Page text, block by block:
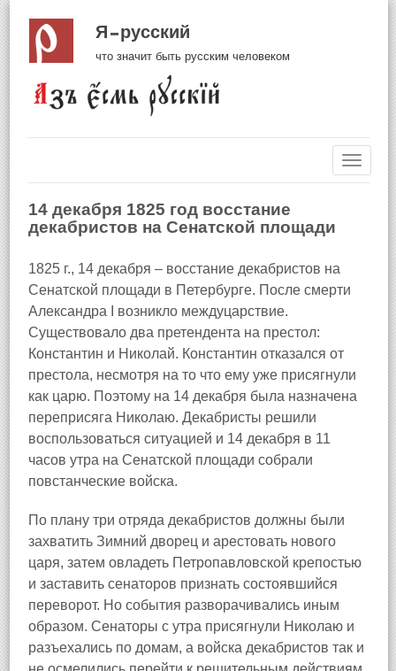
Я русский
что значит быть русским человеком
14 декабря 1825 год восстание
декабристов на Сенатской площади
1825 г., 14 декабря – восстание декабристов на
Сенатской площади в Петербурге. После смерти
Александра I возникло междуцарствие.
Существовало два претендента на престол:
Константин и Николай. Константин отказался от
престола, несмотря на то что ему уже присягнули
как царю. Поэтому на 14 декабря была назначена
переприсяга Николаю. Декабристы решили
воспользоваться ситуацией и 14 декабря в 11
часов утра на Сенатской площади собрали
повстанческие войска.
По плану три отряда декабристов должны были
захватить Зимний дворец и арестовать нового
царя, затем овладеть Петропавловской крепостью
и заставить сенаторов признать состоявшийся
переворот. Но события разворачивались иным
образом. Сенаторы с утра присягнули Николаю и
разъехались по домам, а войска декабристов так и